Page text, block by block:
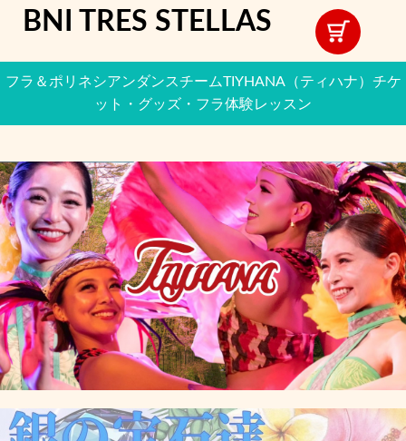
BNI TRES STELLAS
フラ＆ポリネシアンダンスチームTIYHANA（ティハナ）チケ
ット・グッズ・フラ体験レッスン